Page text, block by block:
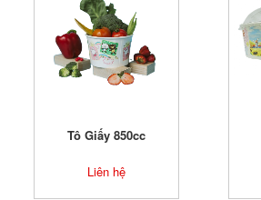
Tô Giấy 850cc
Liên hệ